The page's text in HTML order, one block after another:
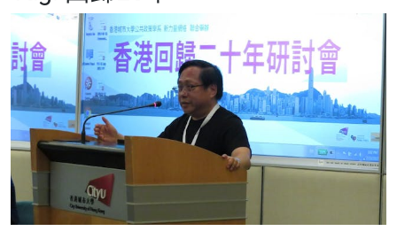
健康
商業
科技
影片
名家榜
灼見活動